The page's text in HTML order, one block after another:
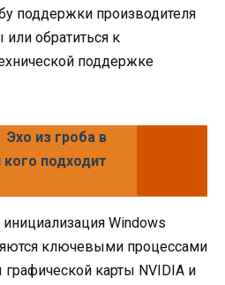
поддержки производителя
или обратиться к
поддержке
Эхо из гроба в
кого подходит
Windows
ключевыми процессами
карты NVIDIA и